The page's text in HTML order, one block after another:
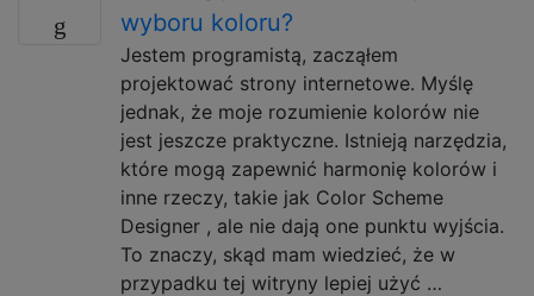
wyboru koloru?
Jestem programistą, zacząłem
projektować strony internetowe. Myślę
jednak, że moje rozumienie kolorów nie
jest jeszcze praktyczne. Istnieją narzędzia,
które mogą zapewnić harmonię kolorów i
inne rzeczy, takie jak Color Scheme
Designer , ale nie dają one punktu wyjścia.
To znaczy, skąd mam wiedzieć, że w
przypadku tej witryny lepiej użyć …